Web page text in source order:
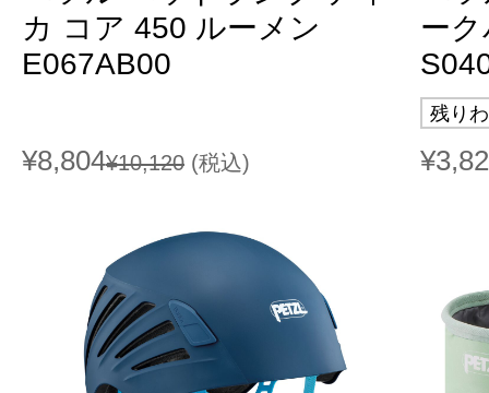
カ コア 450 ルーメン
E067AB00
¥8,804¥10,120 (税込)
ー
残り